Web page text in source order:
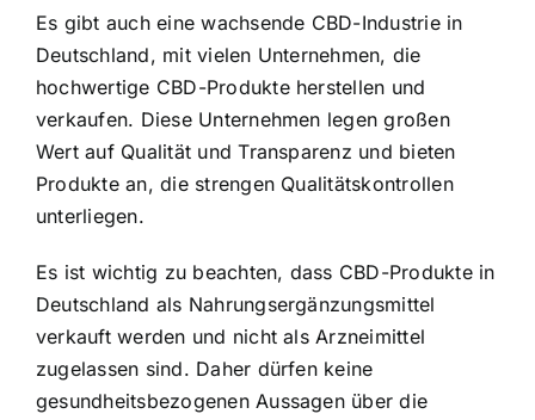
Es gibt auch eine wachsende CBD-Industrie in
Deutschland, mit vielen Unternehmen, die
hochwertige CBD-Produkte herstellen und
verkaufen. Diese Unternehmen legen großen
Wert auf Qualität und Transparenz und bieten
Produkte an, die strengen Qualitätskontrollen
unterliegen.
Es ist wichtig zu beachten, dass CBD-Produkte in
Deutschland als Nahrungsergänzungsmittel
verkauft werden und nicht als Arzneimittel
zugelassen sind. Daher dürfen keine
gesundheitsbezogenen Aussagen über die